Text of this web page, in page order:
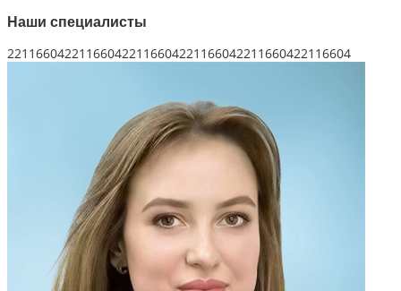
Наши специалисты
221166042211660422116604221166042211660422116604